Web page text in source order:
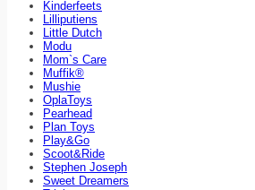
Kinderfeets
Lilliputiens
Little Dutch
Modu
Mom`s Care
Muffik®
Mushie
OplaToys
Pearhead
Plan Toys
Play&Go
Scoot&Ride
Stephen Joseph
Sweet Dreamers